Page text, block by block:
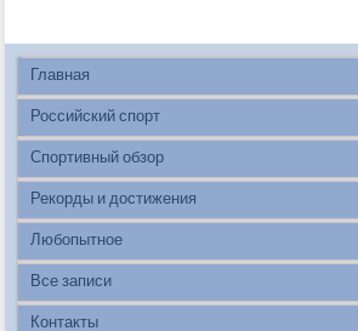
Главная
Российский спорт
Спортивный обзор
Рекорды и достижения
Любопытное
Все записи
Контакты